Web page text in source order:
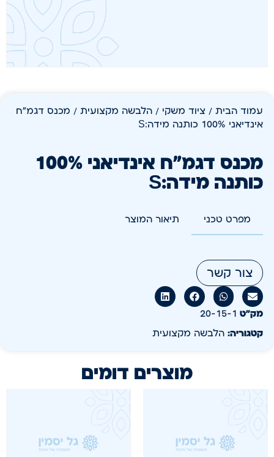
עמוד הבית / ציוד משקי / הלבשה מקצועית / מכנס דגמ"ח
אינדיאני 100% כותנה מידה:S
מכנס דגמ"ח אינדיאני 100%
כותנה מידה:S
מפרט טכני תיאור המוצר
צור קשר
מק״ט 20-15-1
קטגוריה: הלבשה מקצועית
מוצרים דומים